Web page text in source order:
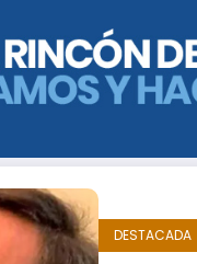
DESTACADA